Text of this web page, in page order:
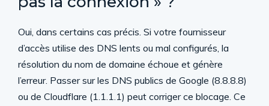
Oui, dans certains cas précis. Si votre fournisseur
d’accès utilise des DNS lents ou mal configurés, la
résolution du nom de domaine échoue et génère
l’erreur. Passer sur les DNS publics de Google (8.8.8.8)
ou de Cloudflare (1.1.1.1) peut corriger ce blocage. Ce